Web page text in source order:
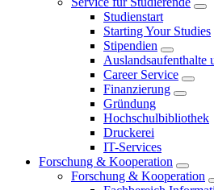
Studienstart
Starting Your Studies
Stipendien
Auslandsaufenthalte
Career Service
Finanzierung
Gründung
Hochschulbibliothek
Druckerei
IT-Services
Forschung & Kooperation
Forschung & Kooperation